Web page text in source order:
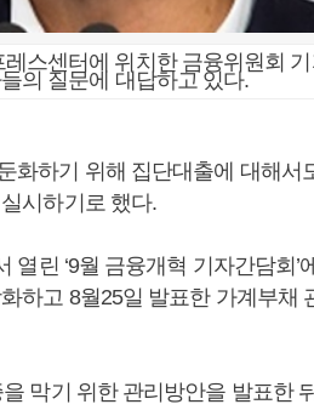
스센터에 위치한 금융위원회
의 질문에 대답하고 있다.
화하기 위해 집단대출에 대해서
시하기로 했다.
린 ‘9월 금융개혁 기자간담회’
하고 8월25일 발표한 가계부채
막기 위한 관리방안을 발표한